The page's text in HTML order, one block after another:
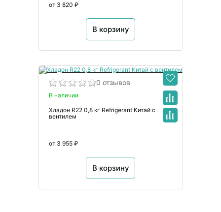
от 3 820 ₽
В корзину
0 отзывов
В наличии
Хладон R22 0,8 кг Refrigerant Китай с
вентилем
от 3 955 ₽
В корзину